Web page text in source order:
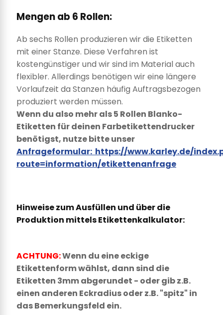
Mengen ab 6 Rollen:
Ab sechs Rollen produzieren wir die Etiketten
mit einer Stanze. Diese Verfahren ist
kostengünstiger und wir sind im Material auch
flexibler. Allerdings benötigen wir eine längere
Vorlaufzeit da Stanzen häufig Auftragsbezogen
produziert werden müssen.
Wenn du also mehr als 5 Rollen Blanko-
Etiketten für deinen Farbetikettendrucker
benötigst, nutze bitte unser
Anfrageformular: https://www.karley.de/
route=information/etikettenanfrage
Hinweise zum Ausfüllen und über die
Produktion mittels Etikettenkalkulator:
ACHTUNG:Wenn du eine eckige
Etikettenform wählst, dann sind die
Etiketten 3mm abgerundet - oder gib z.B.
einen anderen Eckradius oder z.B. "spitz" in
das Bemerkungsfeld ein.